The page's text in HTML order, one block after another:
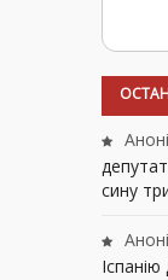
сину